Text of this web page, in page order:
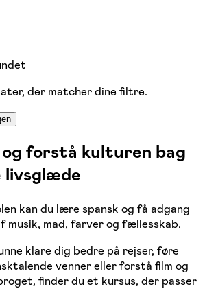
der matcher dine filtre.
forstå kulturen bag
livsglæde
kan du lære spansk og få adgang
musik, mad, farver og fællesskab.
klare dig bedre på rejser, føre
venner eller forstå film og
finder du et kursus, der passer